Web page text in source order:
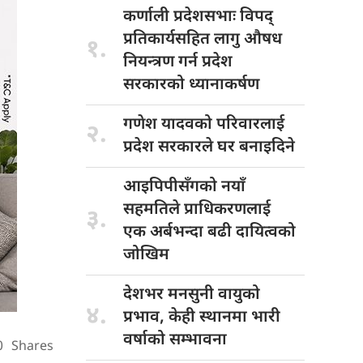
Shares
१.
कर्णाली प्रदेशसभाःविपद्
प्रतिकार्यसहित लागु औषध
नियन्त्रण गर्न प्रदेश
सरकारको ध्यानाकर्षण
२. गणेश यादवकोपरिवारलाई
प्रदेश सरकारले घर बनाइदिने
३.
आइपिपीसँगको नयाँ
सहमतिले प्राधिकरणलाई
एक अर्बभन्दा बढी दायित्वको
जोखिम
४.
देशभर मनसुनीवायुको
प्रभाव, केही स्थानमा भारी
वर्षाको सम्भावना